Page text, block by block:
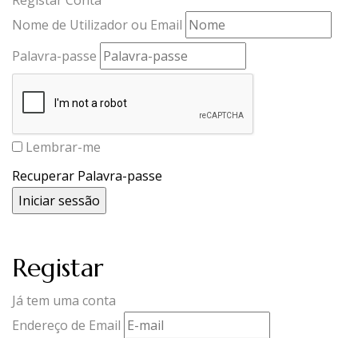
Nome de Utilizador ou Email
Palavra-passe
Lembrar-me
Recuperar Palavra-passe
Registar
Já tem uma conta
Endereço de Email